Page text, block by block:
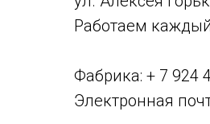
Работаем
Фабрика: + 7 924
Электронная